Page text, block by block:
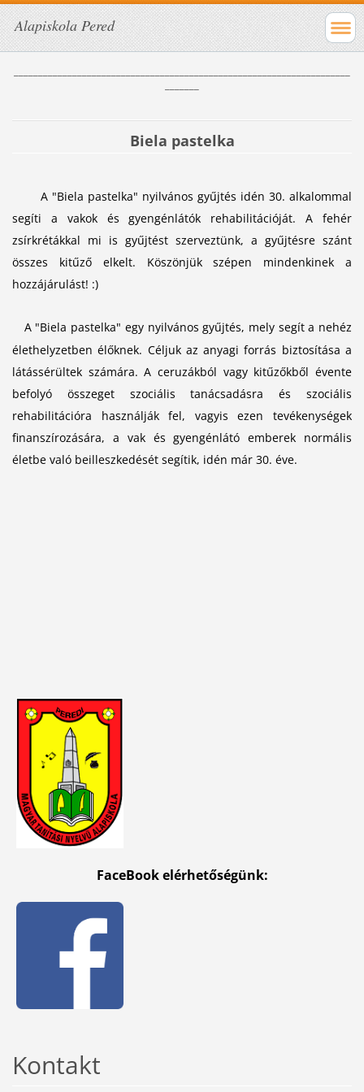
Alapiskola Pered
Biela pastelka
A "Biela pastelka" nyilvános gyűjtés idén 30. alkalommal
segíti a vakok és gyengénlátók rehabilitációját. A fehér
zsírkrétákkal mi is gyűjtést szerveztünk, a gyűjtésre szánt
összes kitűző elkelt. Köszönjük szépen mindenkinek a
hozzájárulást! :)
A "Biela pastelka" egy nyilvános gyűjtés, mely segít a nehéz
élethelyzetben élőknek. Céljuk az anyagi forrás biztosítása a
látássérültek számára. A ceruzákból vagy kitűzőkből évente
befolyó összeget szociális tanácsadásra és szociális
rehabilitációra használják fel, vagyis ezen tevékenységek
finanszírozására, a vak és gyengénlátó emberek normális
életbe való beilleszkedését segítik, idén már 30. éve.
FaceBook elérhetőségünk:
Kontakt